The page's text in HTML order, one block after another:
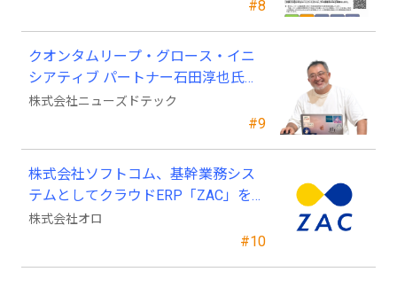
#8
#9
クオンタムリープ・グロース・イニ
シアティブ パートナー石田淳也氏が
ニューズドテックの戦略顧問に就任
株式会社ニューズドテック
#10
株式会社ソフトコム、基幹業務シス
テムとしてクラウドERP「ZAC」を採
用
株式会社オロ